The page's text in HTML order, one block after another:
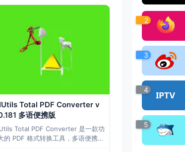
作多页tif图像、以及图像查看等多
Total PDF Converter v
多语便携版
Total PDF Converter 是一款功
的 PDF 格式转换工具，多语便携版
2
3
4
5